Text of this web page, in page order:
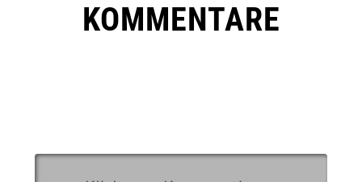
KOMMENTARE